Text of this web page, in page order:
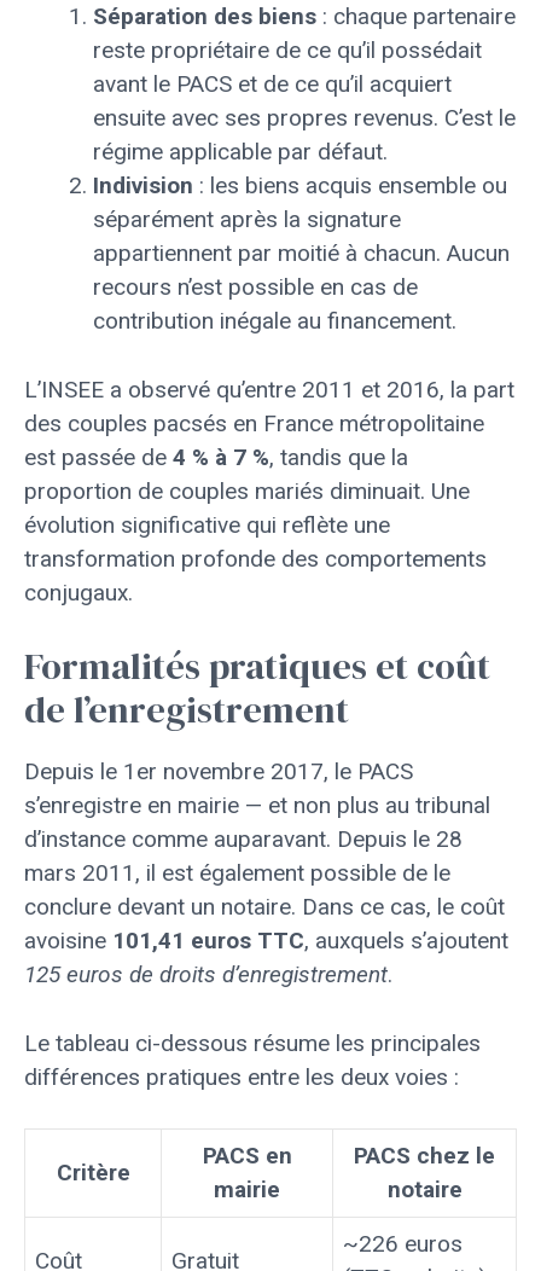
Séparation des biens : chaque partenaire
reste propriétaire de ce qu’il possédait
avant le PACS et de ce qu’il acquiert
ensuite avec ses propres revenus. C’est le
régime applicable par défaut.
Indivision : les biens acquis ensemble ou
séparément après la signature
appartiennent par moitié à chacun. Aucun
recours n’est possible en cas de
contribution inégale au financement.
L’INSEE a observé qu’entre 2011 et 2016, la part
des couples pacsés en France métropolitaine
est passée de 4 % à 7 %, tandis que la
proportion de couples mariés diminuait. Une
évolution significative qui reflète une
transformation profonde des comportements
conjugaux.
Formalités pratiques et coût
de l’enregistrement
Depuis le 1er novembre 2017, le PACS
s’enregistre en mairie — et non plus au tribunal
d’instance comme auparavant. Depuis le 28
mars 2011, il est également possible de le
conclure devant un notaire. Dans ce cas, le coût
avoisine 101,41 euros TTC, auxquels s’ajoutent
125 euros de droits d’enregistrement.
Le tableau ci-dessous résume les principales
différences pratiques entre les deux voies :
Critère
PACS en
mairie
PACS chez le
notaire
Coût Gratuit
~226 euros